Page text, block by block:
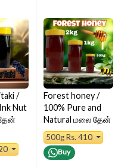
/
Nut
Forest honey /
100% Pure and
Natural மலை தேன்
500g Rs. 410
Buy